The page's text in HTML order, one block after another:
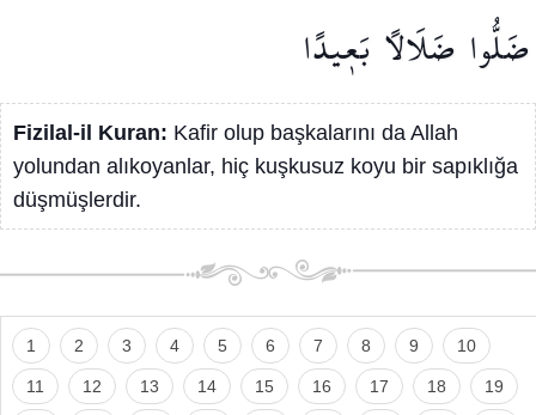
ضَلُّوا ضَلَالًا بَع۪يدًا
Fizilal-il Kuran: Kafir olup başkalarını da Allah
yolundan alıkoyanlar, hiç kuşkusuz koyu bir sapıklığa
düşmüşlerdir.
1 2 3 4 5 6 7 8 9 10
11 12 13 14 15 16 17 18 19